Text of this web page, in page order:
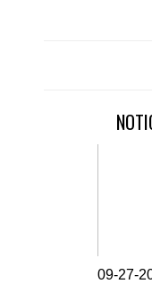
09-27-